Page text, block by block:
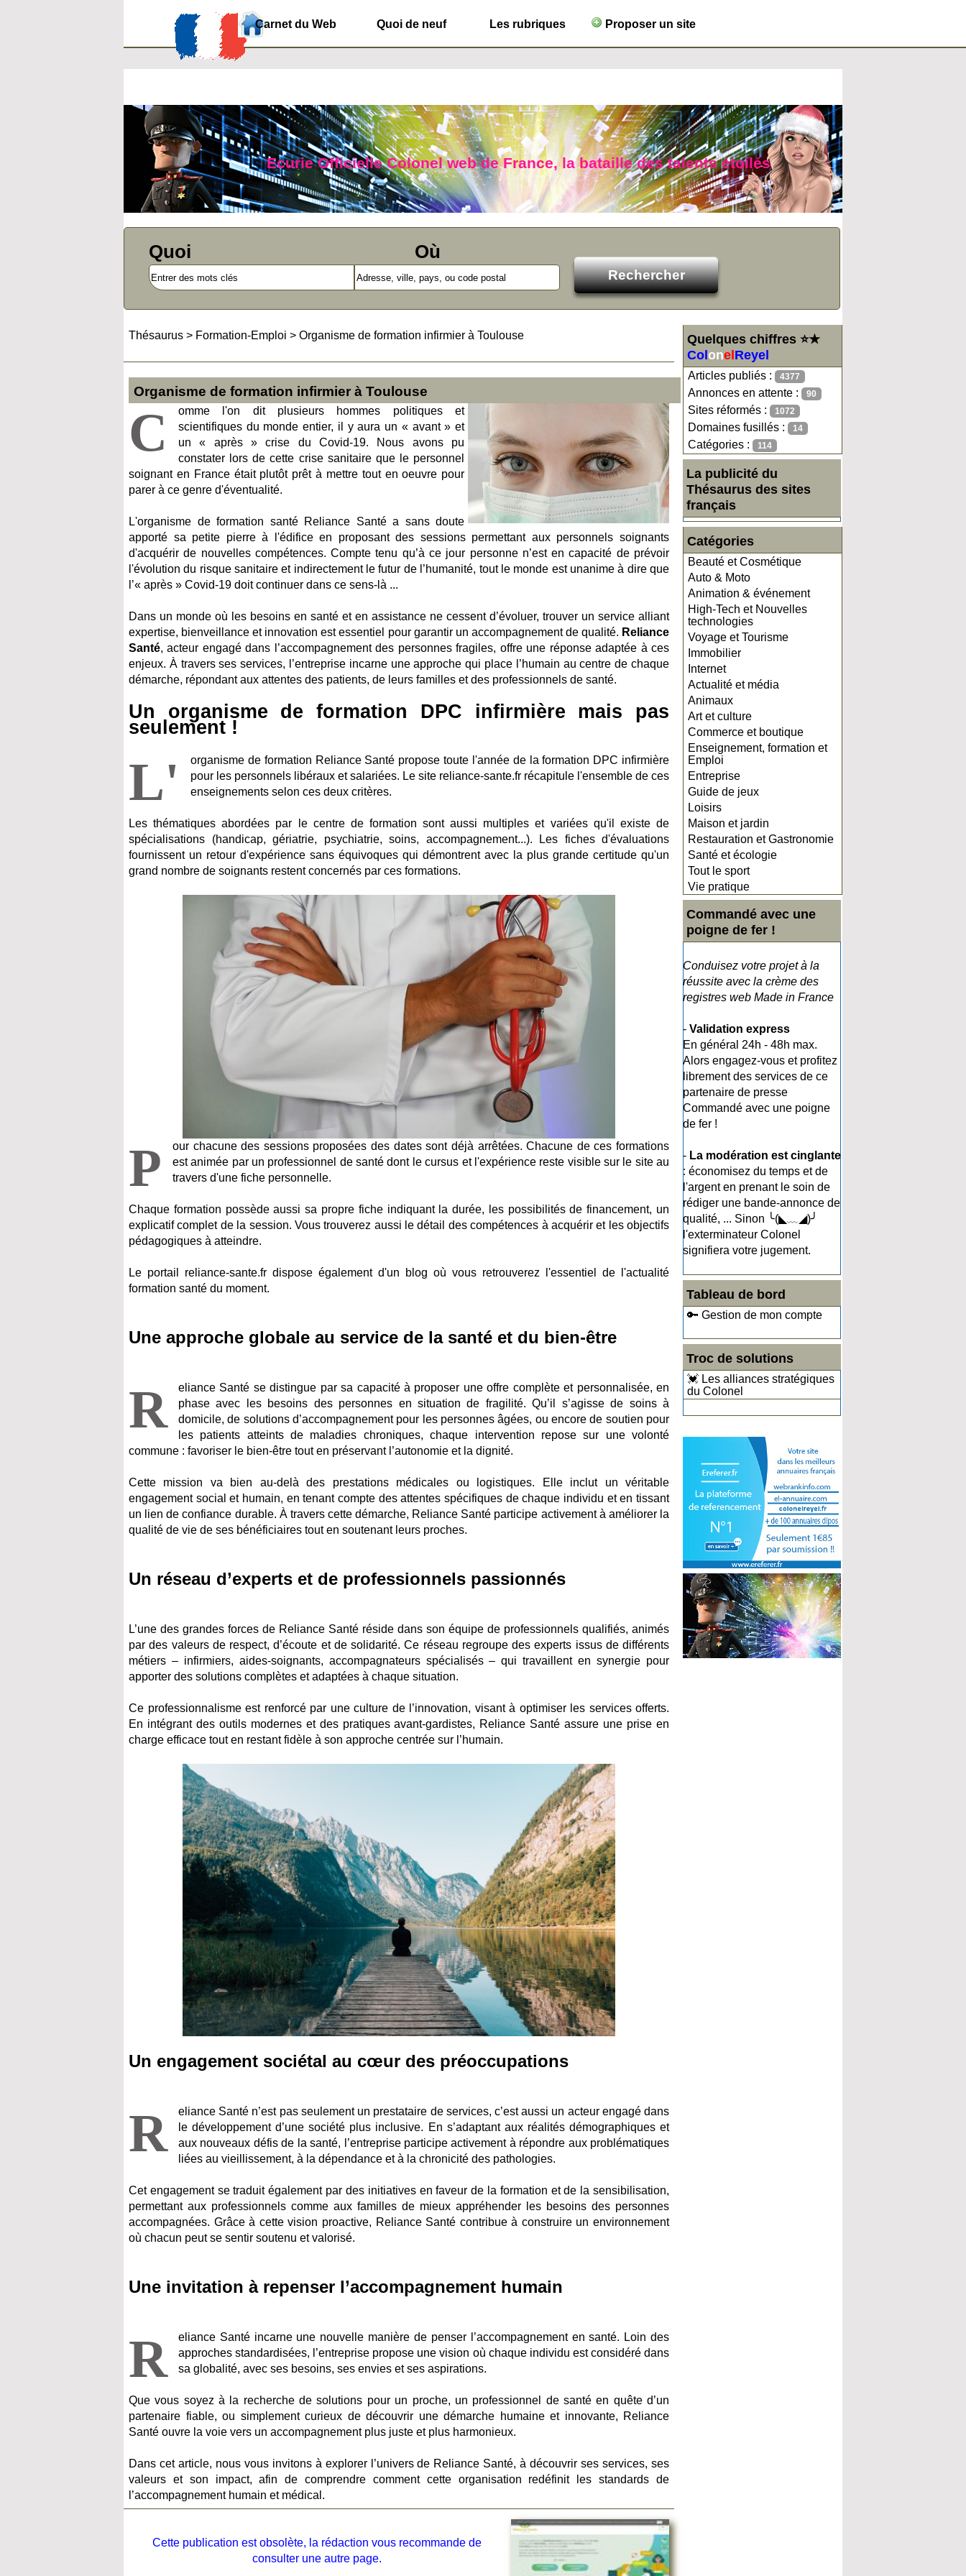
Carnet du Web Quoi de neuf Les rubriques Proposer un site
Ecurie Officielle Colonel web de France, la bataille des talents étoilés
Quoi Où
Quelques chiffres ⭐★
Col onel Reyel
Articles publiés : 4377
Annonces en attente : 90
Sites réformés : 1072
Domaines fusillés : 14
Catégories : 114
La publicité du
Thésaurus des sites
français
Catégories
Beauté et Cosmétique
Auto & Moto
Animation & événement
High-Tech et Nouvelles
technologies
Voyage et Tourisme
Immobilier
Internet
Actualité et média
Animaux
Art et culture
Commerce et boutique
Enseignement, formation et
Emploi
Entreprise
Guide de jeux
Loisirs
Maison et jardin
Restauration et Gastronomie
Santé et écologie
Tout le sport
Vie pratique
Commandé avec une
poigne de fer !
Conduisez votre projet à la
réussite avec la crème des
registres web Made in France
- Validation express
En général 24h - 48h max.
Alors engagez-vous et profitez
librement des services de ce
partenaire de presse
Commandé avec une poigne
de fer !
- La modération est cinglante
: économisez du temps et de
l'argent en prenant le soin de
rédiger une bande-annonce de
qualité, ... Sinon ╰(◣﹏◢)╯
l'exterminateur Colonel
signifiera votre jugement.
Tableau de bord
🔑 Gestion de mon compte
Troc de solutions
💓 Les alliances stratégiques
du Colonel
Thésaurus > Formation-Emploi > Organisme de formation infirmier à Toulouse
Organisme de formation infirmier à Toulouse
C
omme l'on dit plusieurs hommes politiques et
scientifiques du monde entier, il y aura un « avant » et
un « après » crise du Covid-19. Nous avons pu
constater lors de cette crise sanitaire que le personnel
soignant en France était plutôt prêt à mettre tout en oeuvre pour
parer à ce genre d'éventualité.
L'organisme de formation santé Reliance Santé a sans doute
apporté sa petite pierre à l'édifice en proposant des sessions permettant aux personnels soignants
d'acquérir de nouvelles compétences. Compte tenu qu’à ce jour personne n’est en capacité de prévoir
l'évolution du risque sanitaire et indirectement le futur de l’humanité, tout le monde est unanime à dire que
l’« après » Covid-19 doit continuer dans ce sens-là ...
Dans un monde où les besoins en santé et en assistance ne cessent d’évoluer, trouver un service alliant
expertise, bienveillance et innovation est essentiel pour garantir un accompagnement de qualité. Reliance
Santé, acteur engagé dans l’accompagnement des personnes fragiles, offre une réponse adaptée à ces
enjeux. À travers ses services, l’entreprise incarne une approche qui place l’humain au centre de chaque
démarche, répondant aux attentes des patients, de leurs familles et des professionnels de santé.
Un organisme de formation DPC infirmière mais pas
seulement !
L'
organisme de formation Reliance Santé propose toute l'année de la formation DPC infirmière
pour les personnels libéraux et salariées. Le site reliance-sante.fr récapitule l'ensemble de ces
enseignements selon ces deux critères.
Les thématiques abordées par le centre de formation sont aussi multiples et variées qu'il existe de
spécialisations (handicap, gériatrie, psychiatrie, soins, accompagnement...). Les fiches d'évaluations
fournissent un retour d'expérience sans équivoques qui démontrent avec la plus grande certitude qu'un
grand nombre de soignants restent concernés par ces formations.
P
our chacune des sessions proposées des dates sont déjà arrêtées. Chacune de ces formations
est animée par un professionnel de santé dont le cursus et l'expérience reste visible sur le site au
travers d'une fiche personnelle.
Chaque formation possède aussi sa propre fiche indiquant la durée, les possibilités de financement, un
explicatif complet de la session. Vous trouverez aussi le détail des compétences à acquérir et les objectifs
pédagogiques à atteindre.
Le portail reliance-sante.fr dispose également d'un blog où vous retrouverez l'essentiel de l'actualité
formation santé du moment.
Une approche globale au service de la santé et du bien-être
R
eliance Santé se distingue par sa capacité à proposer une offre complète et personnalisée, en
phase avec les besoins des personnes en situation de fragilité. Qu’il s’agisse de soins à
domicile, de solutions d’accompagnement pour les personnes âgées, ou encore de soutien pour
les patients atteints de maladies chroniques, chaque intervention repose sur une volonté
commune : favoriser le bien-être tout en préservant l’autonomie et la dignité.
Cette mission va bien au-delà des prestations médicales ou logistiques. Elle inclut un véritable
engagement social et humain, en tenant compte des attentes spécifiques de chaque individu et en tissant
un lien de confiance durable. À travers cette démarche, Reliance Santé participe activement à améliorer la
qualité de vie de ses bénéficiaires tout en soutenant leurs proches.
Un réseau d’experts et de professionnels passionnés
L’une des grandes forces de Reliance Santé réside dans son équipe de professionnels qualifiés, animés
par des valeurs de respect, d’écoute et de solidarité. Ce réseau regroupe des experts issus de différents
métiers – infirmiers, aides-soignants, accompagnateurs spécialisés – qui travaillent en synergie pour
apporter des solutions complètes et adaptées à chaque situation.
Ce professionnalisme est renforcé par une culture de l’innovation, visant à optimiser les services offerts.
En intégrant des outils modernes et des pratiques avant-gardistes, Reliance Santé assure une prise en
charge efficace tout en restant fidèle à son approche centrée sur l’humain.
Un engagement sociétal au cœur des préoccupations
R
eliance Santé n’est pas seulement un prestataire de services, c’est aussi un acteur engagé dans
le développement d’une société plus inclusive. En s’adaptant aux réalités démographiques et
aux nouveaux défis de la santé, l’entreprise participe activement à répondre aux problématiques
liées au vieillissement, à la dépendance et à la chronicité des pathologies.
Cet engagement se traduit également par des initiatives en faveur de la formation et de la sensibilisation,
permettant aux professionnels comme aux familles de mieux appréhender les besoins des personnes
accompagnées. Grâce à cette vision proactive, Reliance Santé contribue à construire un environnement
où chacun peut se sentir soutenu et valorisé.
Une invitation à repenser l’accompagnement humain
R
eliance Santé incarne une nouvelle manière de penser l’accompagnement en santé. Loin des
approches standardisées, l’entreprise propose une vision où chaque individu est considéré dans
sa globalité, avec ses besoins, ses envies et ses aspirations.
Que vous soyez à la recherche de solutions pour un proche, un professionnel de santé en quête d’un
partenaire fiable, ou simplement curieux de découvrir une démarche humaine et innovante, Reliance
Santé ouvre la voie vers un accompagnement plus juste et plus harmonieux.
Dans cet article, nous vous invitons à explorer l’univers de Reliance Santé, à découvrir ses services, ses
valeurs et son impact, afin de comprendre comment cette organisation redéfinit les standards de
l’accompagnement humain et médical.
Cette publication est obsolète, la rédaction vous recommande de
consulter une autre page.